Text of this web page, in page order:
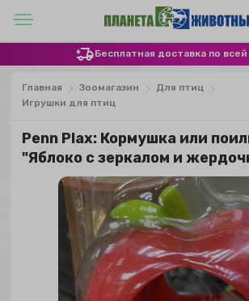
Бесплатная доставка по
Главная Зоомагазин
Для птиц
Игрушки для птиц
Penn Plax: Кормушка или
"Яблоко с зеркалом и